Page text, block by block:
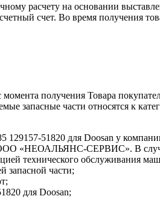
расчету на основании
счет. Во время получения
получения Товара
запасные части относятся к
129157-51820 для Doosan у
ООО «НЕОАЛЬЯНС-СЕРВИС». В
технического обслуживания
запасной части;
для Doosan;